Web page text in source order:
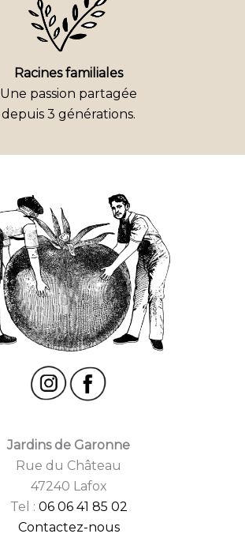
Racines familiales
Une passion partagée
depuis 3 générations.
Jardins de Garonne
Rue du Château
47240 Lafox
Tel : 06 06 41 85 02
Contactez-nous